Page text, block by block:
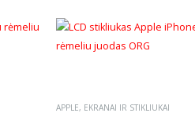
APPLE, EKRANAI IR STIKLIUKAI